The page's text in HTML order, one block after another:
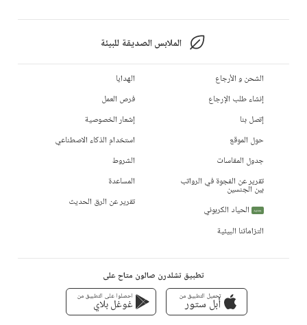
الملابس الصديقة للبيئة
الشحن و الأرجاع
إنشاء طلب الإرجاع
إتصل بنا
حول الموقع
جدول المقاسات
تقرير عن الفجوة في الرواتب
بين الجنسين
جديد
الحياد الكربوني
التزاماتنا البيئية
الهدايا
فرص العمل
إشعار الخصوصية
استخدام الذكاء الاصطناعي
الشروط
المساعدة
تقرير عن الرق الحديث
تطبيق تشلدرن صالون متاح على
تحميل التطبيق من
أبل ستور
احصلوا على التطبيق من
غوغل بلاي